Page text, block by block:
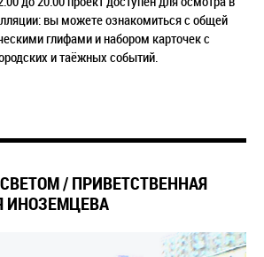
вы можете ознакомиться с общей
глифами и набором карточек с
и таёжных событий.
/ ПРИВЕТСТВЕННАЯ
ИНОЗЕМЦЕВА